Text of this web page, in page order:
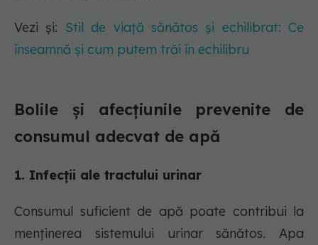
Vezi și: Stil de viață sănătos și echilibrat: Ce
înseamnă și cum putem trăi în echilibru
Bolile și afecțiunile prevenite de
consumul adecvat de apă
1. Infecții ale tractului urinar
Consumul suficient de apă poate contribui la
menținerea sistemului urinar sănătos. Apa